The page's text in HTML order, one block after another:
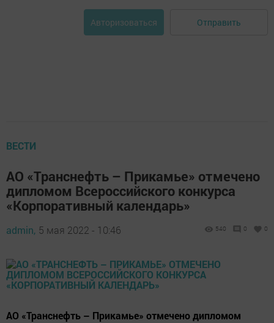
Авторизоваться Отправить
ВЕСТИ
АО «Транснефть – Прикамье» отмечено
дипломом Всероссийского конкурса
«Корпоративный календарь»
admin, 5 мая 2022 - 10:46 540 0 0
АО «Транснефть – Прикамье» отмечено дипломом